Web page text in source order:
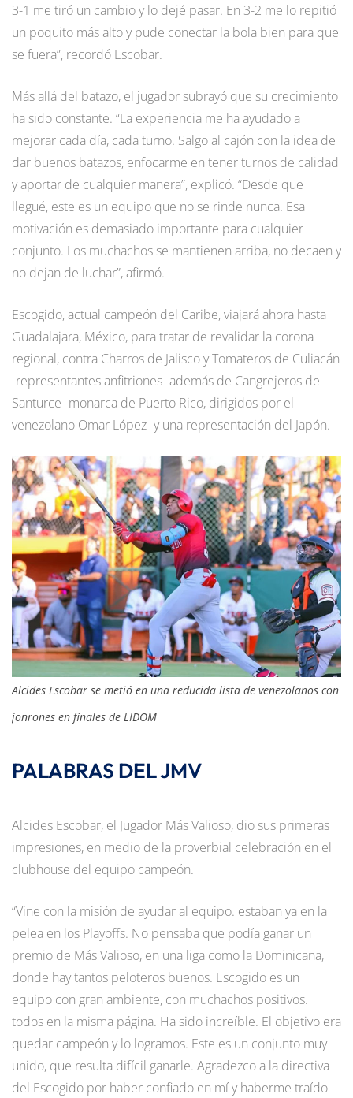
3-1 me tiró un cambio y lo dejé pasar. En 3-2 me lo repitió
un poquito más alto y pude conectar la bola bien para que
se fuera”, recordó Escobar.
Más allá del batazo, el jugador subrayó que su crecimiento
ha sido constante. “La experiencia me ha ayudado a
mejorar cada día, cada turno. Salgo al cajón con la idea de
dar buenos batazos, enfocarme en tener turnos de calidad
y aportar de cualquier manera”, explicó. “Desde que
llegué, este es un equipo que no se rinde nunca. Esa
motivación es demasiado importante para cualquier
conjunto. Los muchachos se mantienen arriba, no decaen y
no dejan de luchar”, afirmó.
Escogido, actual campeón del Caribe, viajará ahora hasta
Guadalajara, México, para tratar de revalidar la corona
regional, contra Charros de Jalisco y Tomateros de Culiacán
-representantes anfitriones- además de Cangrejeros de
Santurce -monarca de Puerto Rico, dirigidos por el
venezolano Omar López- y una representación del Japón.
Alcides Escobar se metió en una reducida lista de venezolanos con
jonrones en finales de LIDOM
PALABRAS DEL JMV
Alcides Escobar, el Jugador Más Valioso, dio sus primeras
impresiones, en medio de la proverbial celebración en el
clubhouse del equipo campeón.
“Vine con la misión de ayudar al equipo. estaban ya en la
pelea en los Playoffs. No pensaba que podía ganar un
premio de Más Valioso, en una liga como la Dominicana,
donde hay tantos peloteros buenos. Escogido es un
equipo con gran ambiente, con muchachos positivos.
todos en la misma página. Ha sido increíble. El objetivo era
quedar campeón y lo logramos. Este es un conjunto muy
unido, que resulta difícil ganarle. Agradezco a la directiva
del Escogido por haber confiado en mí y haberme traído